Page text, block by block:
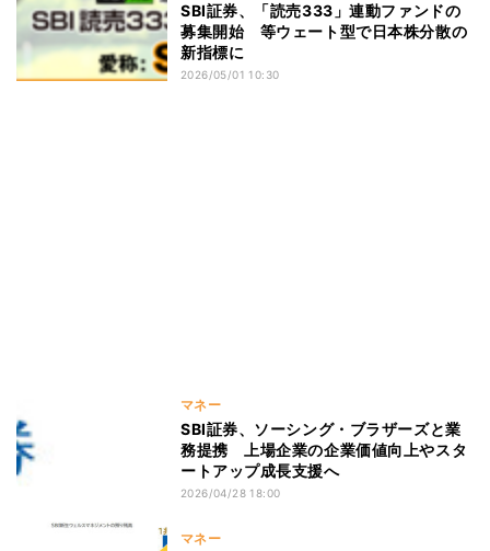
SBI証券、「読売333」連動ファンドの
募集開始 等ウェート型で日本株分散の
新指標に
2026/05/01 10:30
マネー
SBI証券、ソーシング・ブラザーズと業
務提携 上場企業の企業価値向上やスタ
ートアップ成長支援へ
2026/04/28 18:00
マネー